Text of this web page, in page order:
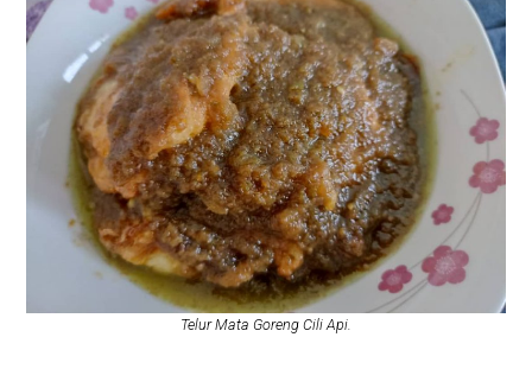
Telur Mata Goreng Cili Api.